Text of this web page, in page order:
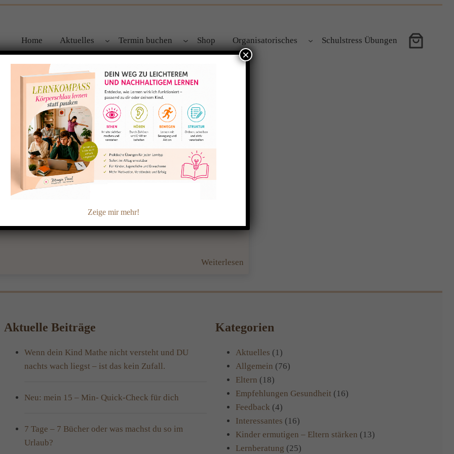
Home Aktuelles Termin buchen Shop Organisatorisches Schulstress Übungen
– neues Angebot ab 6.1.20
es gern weiter. Ab Montag, 6.1.20 um 19.30 Uhr starten wir.
Zeit mit kurzen Impulsen und in Stille zentriert in
treffen wir uns im Lebens(t)räume…
Weiterlesen
Meditation
Woche
–
neues
Angebot
ab
6.1.20
Aktuelle Beiträge
Wenn dein Kind Mathe nicht versteht und DU
nachts wach liegst – ist das kein Zufall.
Neu: mein 15 – Min- Quick-Check für dich
7 Tage – 7 Bücher oder was machst du so im
Urlaub?
Kategorien
Aktuelles (1)
Allgemein (76)
Eltern (18)
Empfehlungen Gesundheit(16)
Feedback (4)
Interessantes (16)
Kinder ermutigen – Eltern stärken (13)
Lernberatung (25)
Zeige mir mehr!
×